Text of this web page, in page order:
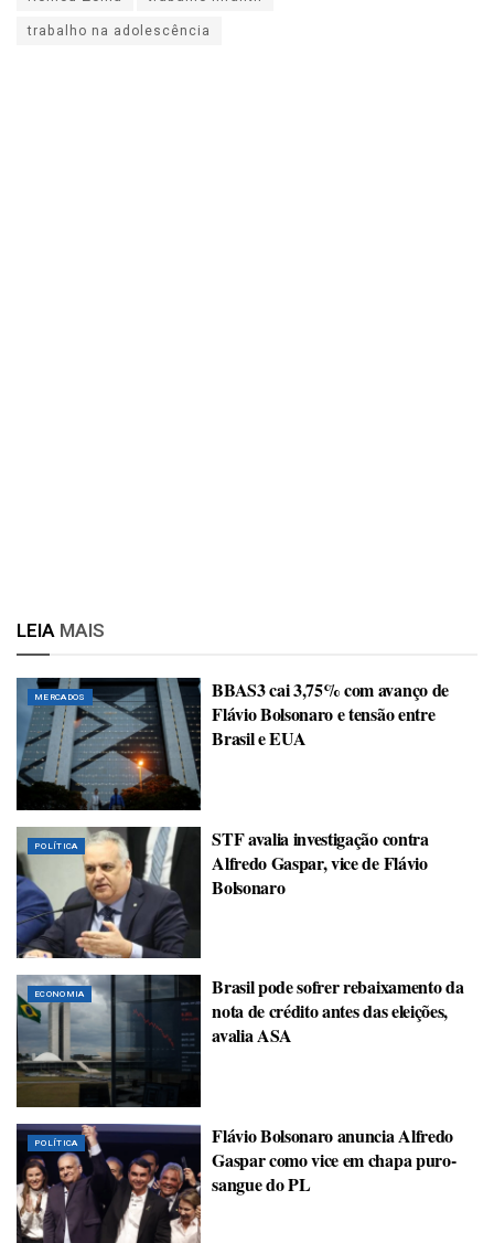
trabalho na adolescência
LEIA MAIS
MERCADOS
BBAS3 cai 3,75% com avanço de
Flávio Bolsonaro e tensão entre
Brasil e EUA
POLÍTICA
STF avalia investigação contra
Alfredo Gaspar, vice de Flávio
Bolsonaro
ECONOMIA
Brasil pode sofrer rebaixamento da
nota de crédito antes das eleições,
avalia ASA
POLÍTICA
Flávio Bolsonaro anuncia Alfredo
Gaspar como vice em chapa puro-
sangue do PL